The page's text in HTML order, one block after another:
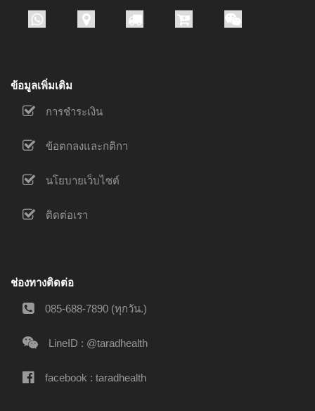
ข้อมูลเพิ่มเติม
การชำระเงิน
ข้อตกลงและกติกา
นโยบายเว็บไซต์
ติดต่อเรา
ช่องทางติดต่อ
085-688-7890 (ทุกวัน.)
LineID : @taradhealth
facebook : taradhealth